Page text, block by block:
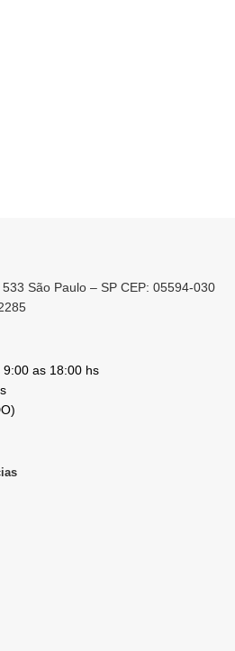
São Paulo – SP CEP: 05594-030
as 18:00 hs